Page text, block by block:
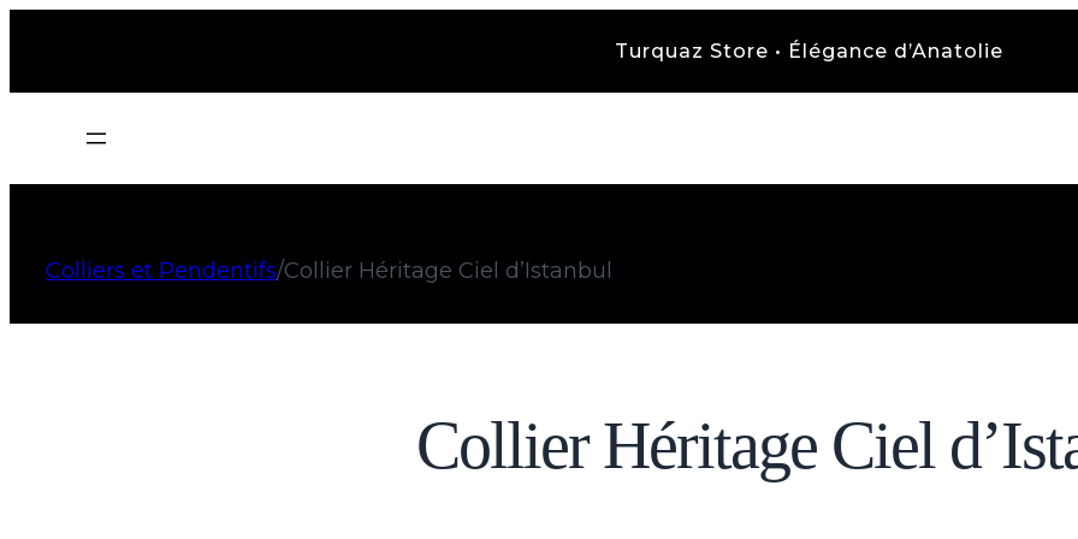
Turquaz Store • Élégance d’Anatolie
Colliers et Pendentifs/Collier Héritage Ciel d’Istanbul
Collier Héritage Ciel